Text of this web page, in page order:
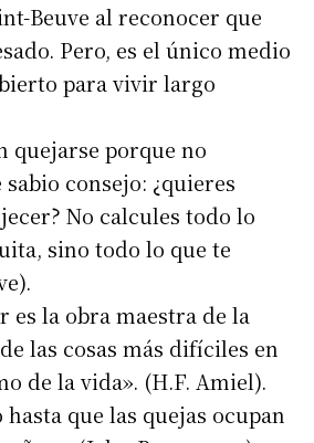
Beuve al reconocer que
Pero, es el único medio
para vivir largo
quejarse porque no
consejo: ¿quieres
No calcules todo lo
sino todo lo que te
es la obra maestra de la
las cosas más difíciles en
de la vida». (H.F. Amiel).
hasta que las quejas ocupan